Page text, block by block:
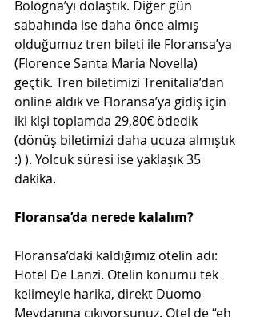
Bologna’yı dolaştık. Diğer gün
sabahında ise daha önce almış
olduğumuz tren bileti ile Floransa’ya
(Florence Santa Maria Novella)
geçtik. Tren biletimizi Trenitalia’dan
online aldık ve Floransa’ya gidiş için
iki kişi toplamda 29,80€ ödedik
(dönüş biletimizi daha ucuza almıştık
:) ). Yolcuk süresi ise yaklaşık 35
dakika.
Floransa’da nerede kalalım?
Floransa’daki kaldığımız otelin adı:
Hotel De Lanzi. Otelin konumu tek
kelimeyle harika, direkt Duomo
Meydanına çıkıyorsunuz. Otel de “eh